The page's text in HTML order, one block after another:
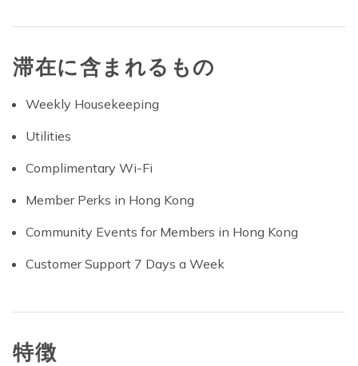
滞在に含まれるもの
Weekly Housekeeping
Utilities
Complimentary Wi-Fi
Member Perks in Hong Kong
Community Events for Members in Hong Kong
Customer Support 7 Days a Week
特徴